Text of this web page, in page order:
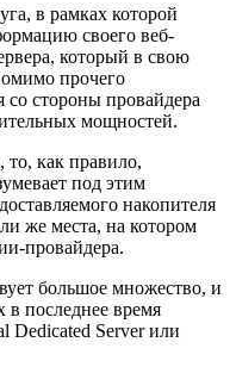
в рамках которой
своего веб-
который в свою
прочего
со стороны провайдера
мощностей.
то, как правило,
под этим
накопителя
же места, на котором
провайдера.
большое множество, и
в последнее время
Dedicated Server или